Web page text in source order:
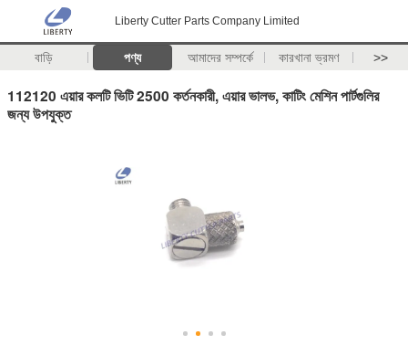
Liberty Cutter Parts Company Limited
বাড়ি পণ্য আমাদের সম্পর্কে কারখানা ভ্রমণ >>
112120 এয়ার কলটি ভিটি 2500 কর্তনকারী, এয়ার ভালভ, কাটিং মেশিন পার্টগুলির
জন্য উপযুক্ত